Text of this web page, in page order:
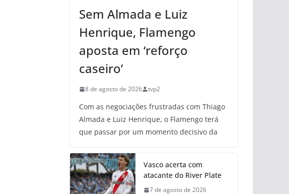
Sem Almada e Luiz
Henrique, Flamengo
aposta em ‘reforço
caseiro’
8 de agosto de 2026 tvp2
Com as negociações frustradas com Thiago
Almada e Luiz Henrique, o Flamengo terá
que passar por um momento decisivo da
Vasco acerta com
atacante do River Plate
7 de agosto de 2026